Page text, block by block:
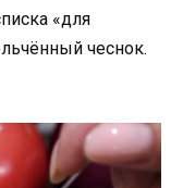
«для
чеснок.